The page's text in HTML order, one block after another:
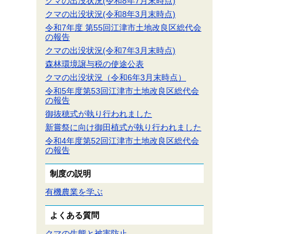
クマの出没状況(令和8年3月末時点)
令和7年度 第55回江津市土地改良区総代会
の報告
クマの出没状況(令和7年3月末時点)
森林環境譲与税の使途公表
クマの出没状況（令和6年3月末時点）
令和5年度第53回江津市土地改良区総代会
の報告
御抜穂式が執り行われました
新嘗祭に向け御田植式が執り行われました
令和4年度第52回江津市土地改良区総代会
の報告
制度の説明
有機農業を学ぶ
よくある質問